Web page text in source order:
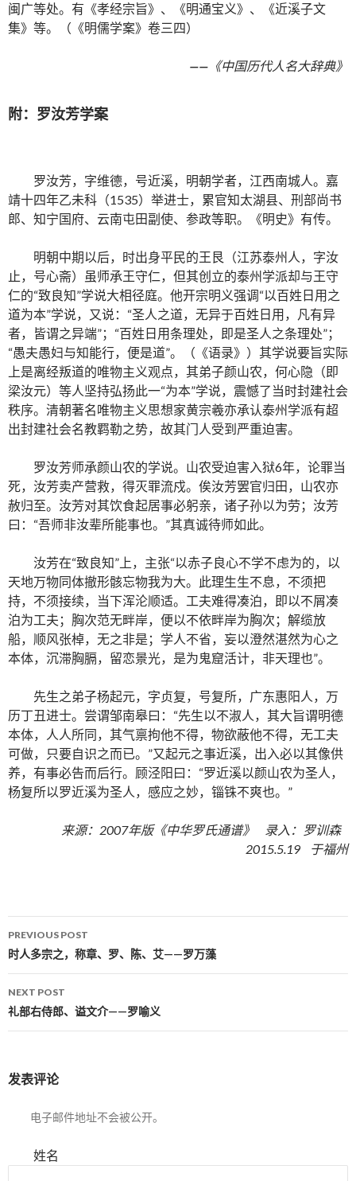
闽广等处。有《孝经宗旨》、《明通宝义》、《近溪子文
集》等。（《明儒学案》卷三四）
—— 《中国历代人名大辞典》
附：罗汝芳学案
罗汝芳，字维德，号近溪，明朝学者，江西南城人。嘉
靖十四年乙未科（1535）举进士，累官知太湖县、刑部尚书
郎、知宁国府、云南屯田副使、参政等职。《明史》有传。
明朝中期以后，时出身平民的王艮（江苏泰州人，字汝
止，号心斋）虽师承王守仁，但其创立的泰州学派却与王守
仁的“致良知”学说大相径庭。他开宗明义强调“以百姓日用之
道为本”学说，又说：“圣人之道，无异于百姓日用，凡有异
者，皆谓之异端”；“百姓日用条理处，即是圣人之条理处”；
“愚夫愚妇与知能行，便是道”。（《语录》）其学说要旨实际
上是离经叛道的唯物主义观点，其弟子颜山农，何心隐（即
梁汝元）等人坚持弘扬此一“为本”学说，震憾了当时封建社会
秩序。清朝著名唯物主义思想家黄宗羲亦承认泰州学派有超
出封建社会名教羁勒之势，故其门人受到严重迫害。
罗汝芳师承颜山农的学说。山农受迫害入狱6年，论罪当
死，汝芳卖产营救，得灭罪流戍。俟汝芳罢官归田，山农亦
赦归至。汝芳对其饮食起居事必躬亲，诸子孙以为劳；汝芳
曰：“吾师非汝辈所能事也。”其真诚待师如此。
汝芳在“致良知”上，主张“以赤子良心不学不虑为的，以
天地万物同体撤形骸忘物我为大。此理生生不息，不须把
持，不须接续，当下浑沦顺适。工夫难得凑泊，即以不屑凑
泊为工夫；胸次范无畔岸，便以不依畔岸为胸次；解缆放
船，顺风张棹，无之非是；学人不省，妄以澄然湛然为心之
本体，沉滞胸膈，留恋景光，是为鬼窟活计，非天理也”。
先生之弟子杨起元，字贞复，号复所，广东惠阳人，万
历丁丑进士。尝谓邹南皋曰：“先生以不淑人，其大旨谓明德
本体，人人所同，其气禀拘他不得，物欲蔽他不得，无工夫
可做，只要自识之而已。”又起元之事近溪，出入必以其像供
养，有事必告而后行。顾泾阳曰：“罗近溪以颜山农为圣人，
杨复所以罗近溪为圣人，感应之妙，锱铢不爽也。”
来源：2007年版《中华罗氏通谱》 录入：罗训森
2015.5.19 于福州
Post navigation
PREVIOUS POST
时人多宗之，称章、罗、陈、艾——罗万藻
NEXT POST
礼部右侍郎、谥文介——罗喻义
发表评论
电子邮件地址不会被公开。
姓名